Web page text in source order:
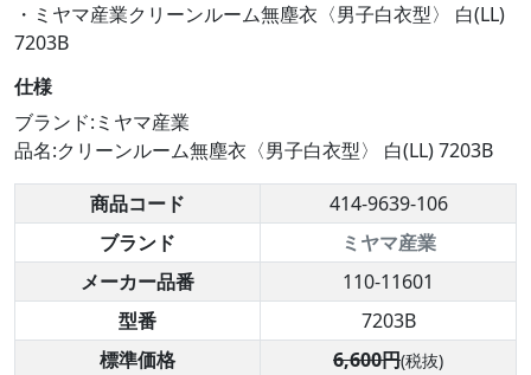
・ミヤマ産業クリーンルーム無塵衣〈男子白衣型〉 白(LL)
7203B
仕様
ブランド:ミヤマ産業
品名:クリーンルーム無塵衣〈男子白衣型〉 白(LL) 7203B
商品コード
414-9639-106
ブランド
ミヤマ産業
メーカー品番
110-11601
型番
7203B
標準価格
6,600円(税抜)